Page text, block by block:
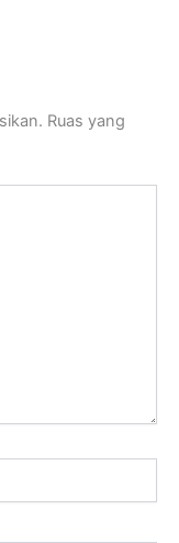
Ruas yang